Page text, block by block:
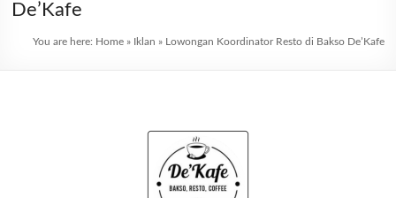
De’Kafe
You are here: Home» Iklan » Lowongan Koordinator Resto di Bakso De’Kafe